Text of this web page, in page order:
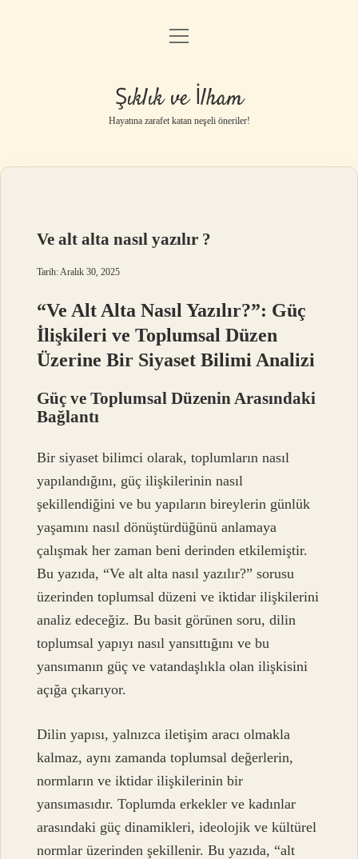
Anasayfa
Gizlilik Politikası
Yasal Uyarı
menüyü
Şıklık ve İlham
Hayatına zarafet katan neşeli öneriler!
Ve alt alta nasıl yazılır ?
Tarih: Aralık 30, 2025
“Ve Alt Alta Nasıl Yazılır?”: Güç
İlişkileri ve Toplumsal Düzen
Üzerine Bir Siyaset Bilimi Analizi
Güç ve Toplumsal Düzenin Arasındaki
Bağlantı
Bir siyaset bilimci olarak, toplumların nasıl
yapılandığını, güç ilişkilerinin nasıl
şekillendiğini ve bu yapıların bireylerin günlük
yaşamını nasıl dönüştürdüğünü anlamaya
çalışmak her zaman beni derinden etkilemiştir.
Bu yazıda, “Ve alt alta nasıl yazılır?” sorusu
üzerinden toplumsal düzeni ve iktidar ilişkilerini
analiz edeceğiz. Bu basit görünen soru, dilin
toplumsal yapıyı nasıl yansıttığını ve bu
yansımanın güç ve vatandaşlıkla olan ilişkisini
açığa çıkarıyor.
Dilin yapısı, yalnızca iletişim aracı olmakla
kalmaz, aynı zamanda toplumsal değerlerin,
normların ve iktidar ilişkilerinin bir
yansımasıdır. Toplumda erkekler ve kadınlar
arasındaki güç dinamikleri, ideolojik ve kültürel
normlar üzerinden şekillenir. Bu yazıda, “alt